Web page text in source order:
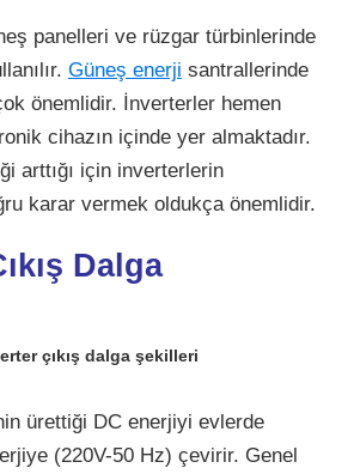
panelleri ve rüzgar türbinlerinde
Güneş enerji santrallerinde
önemlidir. İnverterler hemen
cihazın içinde yer almaktadır.
arttığı için inverterlerin
karar vermek oldukça önemlidir.
Dalga
çıkış dalga şekilleri
ürettiği DC enerjiyi evlerde
(220V-50 Hz) çevirir. Genel